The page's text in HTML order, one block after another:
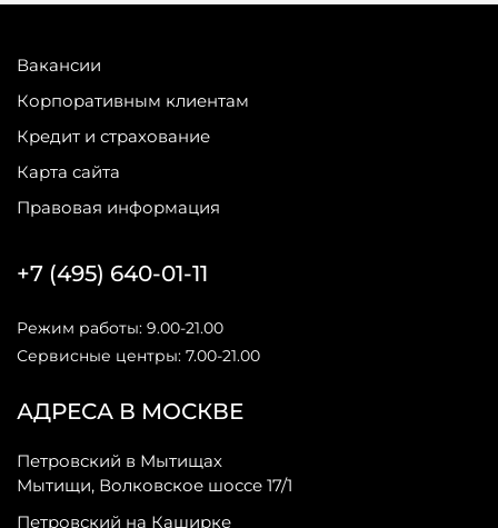
Вакансии
Корпоративным клиентам
Кредит и страхование
Карта сайта
Правовая информация
АДРЕСА В МОСКВЕ
Петровский в Мытищах
Мытищи, Волковское шоссе 17/1
Петровский на Каширке
+7 (495) 640-01-11
Режим работы: 9.00-21.00
Сервисные центры: 7.00-21.00